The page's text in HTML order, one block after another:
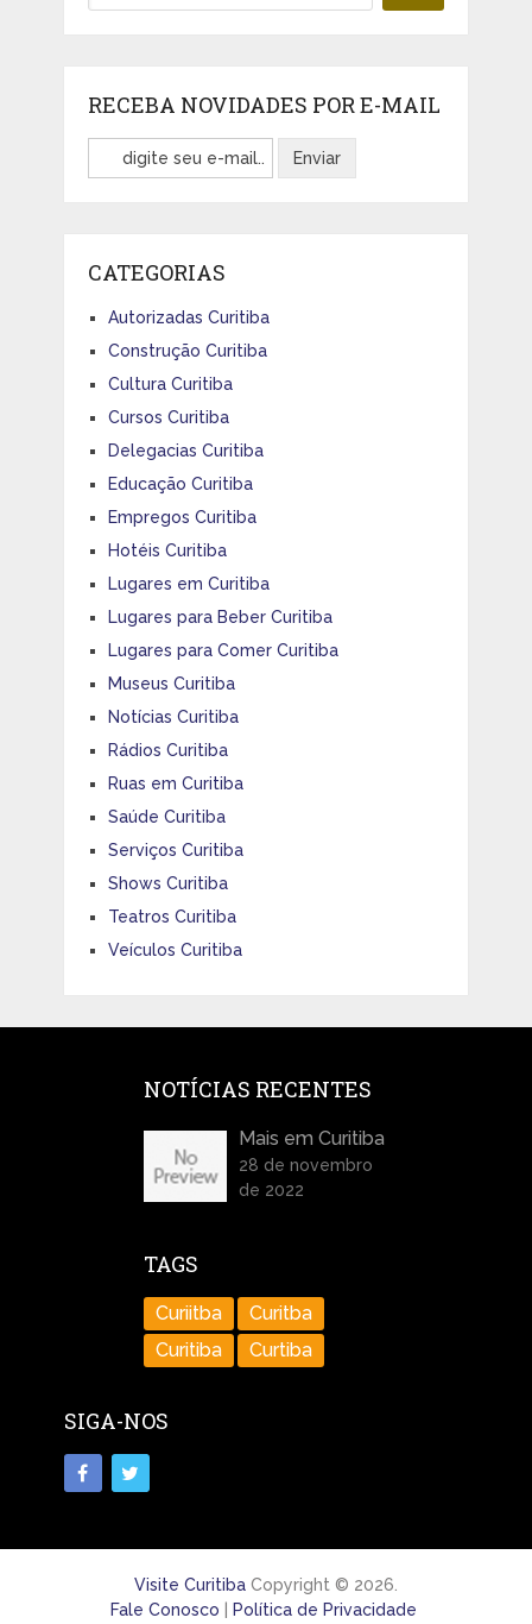
RECEBA NOVIDADES POR E-MAIL
CATEGORIAS
Autorizadas Curitiba
Construção Curitiba
Cultura Curitiba
Cursos Curitiba
Delegacias Curitiba
Educação Curitiba
Empregos Curitiba
Hotéis Curitiba
Lugares em Curitiba
Lugares para Beber Curitiba
Lugares para Comer Curitiba
Museus Curitiba
Notícias Curitiba
Rádios Curitiba
Ruas em Curitiba
Saúde Curitiba
Serviços Curitiba
Shows Curitiba
Teatros Curitiba
Veículos Curitiba
NOTÍCIAS RECENTES
Mais em Curitiba
28 de novembro
de 2022
TAGS
Curiitba
Curitba
Curitiba
Curtiba
SIGA-NOS
Visite CuritibaCopyright © 2026.
Fale Conosco
Política de Privacidade